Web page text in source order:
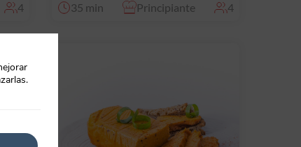
4 35 min Principiante 4